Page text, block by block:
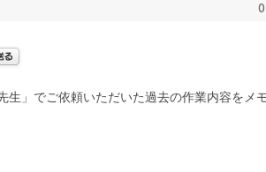
生」でご依頼いただいた過去の作業内容をメ